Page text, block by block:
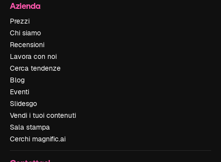
Azienda
Prezzi
Chi siamo
Recensioni
Lavora con noi
Cerca tendenze
Blog
Eventi
Slidesgo
Vendi i tuoi contenuti
Sala stampa
Cerchi magnific.ai